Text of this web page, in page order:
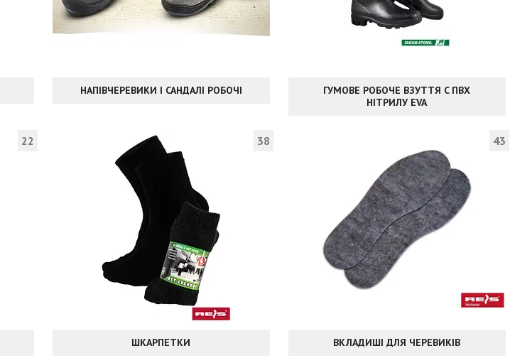
НАПІВЧЕРЕВИКИ І САНДАЛІ РОБОЧІ
ГУМОВЕ РОБОЧЕ ВЗУТТЯ C ПВХ
НІТРИЛУ EVA
22
ШКАРПЕТКИ
38
ВКЛАДИШІ ДЛЯ ЧЕРЕВИКІВ
43